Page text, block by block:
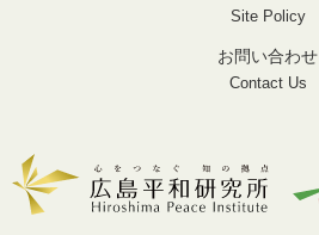
Site Policy
お問い合わせ
Contact Us